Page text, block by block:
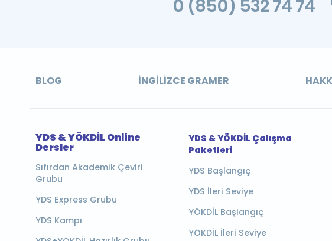
0 (850) 532 74 74
BLOG İNGILIZCE GRAMER
YDS & YÖKDİL Online
Dersler
Sıfırdan Akademik Çeviri
Grubu
YDS Express Grubu
YDS Kampı
YDS & YÖKDİL Çalışma
Paketleri
YDS Başlangıç
YDS İleri Seviye
YÖKDİL Başlangıç
YÖKDİL İleri Seviye